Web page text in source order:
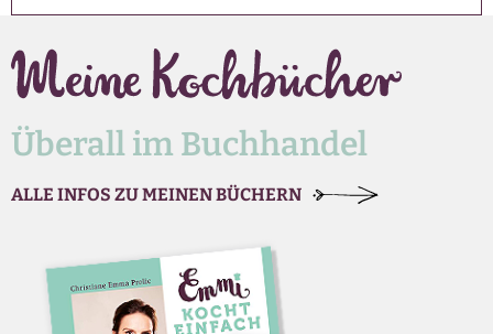
Überall im Buchhandel
ALLE INFOS ZU MEINEN BÜCHERN